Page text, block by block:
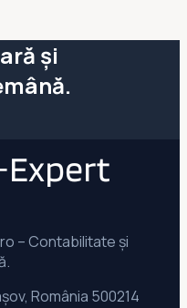
și
– Contabilitate și
România 500214